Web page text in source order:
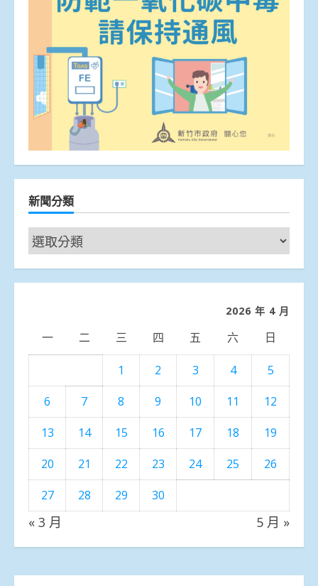
新聞分類
新
聞
分
2026 年 4 月
一 二 三 四 五 六 日
1 2 3 4
5
6
7 8 9 10 11
12
13
14 15 16 17 18
19
20
21 22 23 24 25
26
27
28 29 30
« 3 月 5 月 »